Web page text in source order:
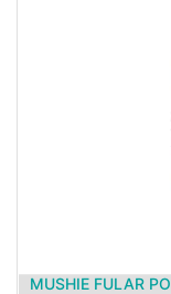
MUSHIE FULAR